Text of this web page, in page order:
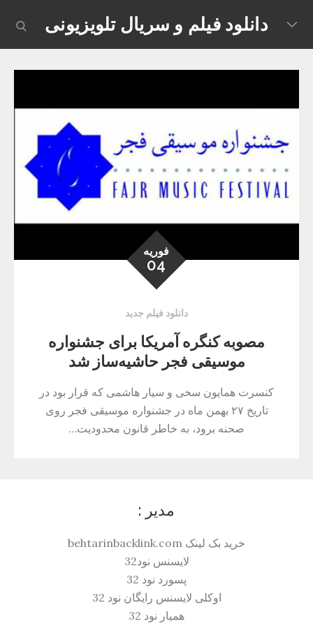
content
دانلود فیلم و سریال تلویزیونی
فوریه
04
دانلود فیلم جدید
مصوبه کنگره آمریکا برای جشنواره
موسیقی فجر حاشیه‌ساز شد
کنسرت همایون سخی و سیار هاشمی که قرار بود در
تاریخ ۲۷ بهمن ماه در جشنواره موسیقی فجر روی
صحنه برود، به‌ خاطر قانون محدودیت…
مدیر :
خرید بک لینک behtarinbacklink.com
لایسنس نود32
پسورد نود 32
اوکلی لایسنس رایگان نود 32
همیار نود 32